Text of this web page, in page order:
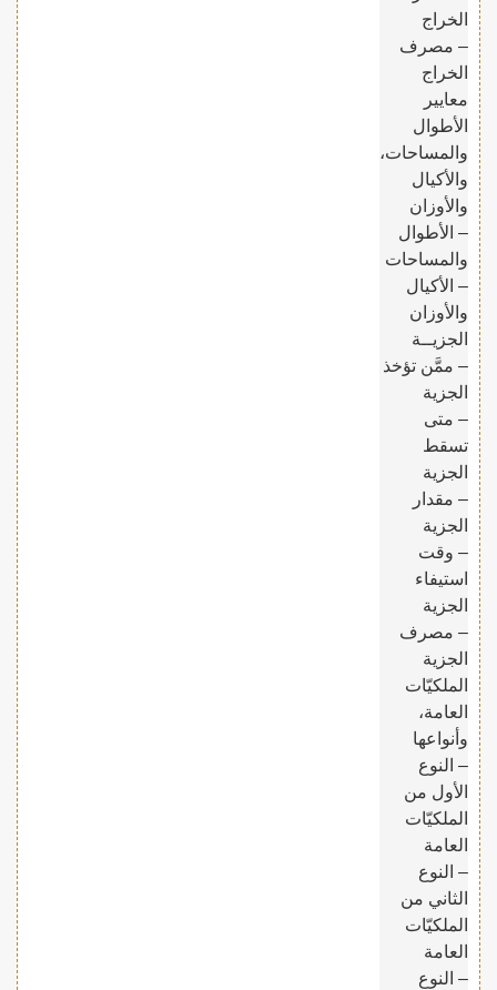
الخراج
– مصرف
الخراج
معايير
الأطوال
والمساحات،
والأكيال
والأوزان
– الأطوال
والمساحات
– الأكيال
والأوزان
الجزيــة
– ممَّن تؤخذ
الجزية
– متى
تسقط
الجزية
– مقدار
الجزية
– وقت
استيفاء
الجزية
– مصرف
الجزية
الملكيّات
العامة،
وأنواعها
– النوع
الأول من
الملكيّات
العامة
– النوع
الثاني من
الملكيّات
العامة
– النوع